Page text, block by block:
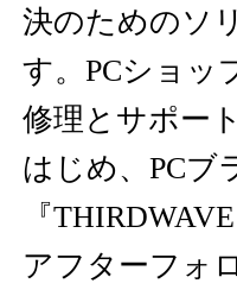
決のためのソ
す。PCショッ
修理とサポー
はじめ、PCブ
『
アフターフォ